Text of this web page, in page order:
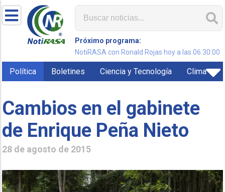
Próximo programa:
NotiRASA con Ronald Rojas hoy a las 06:30:00
Política Boletines Ciencia y Tecnología Clima
Cambios en el gabinete
de Enrique Peña Nieto
28 de agosto de 2015